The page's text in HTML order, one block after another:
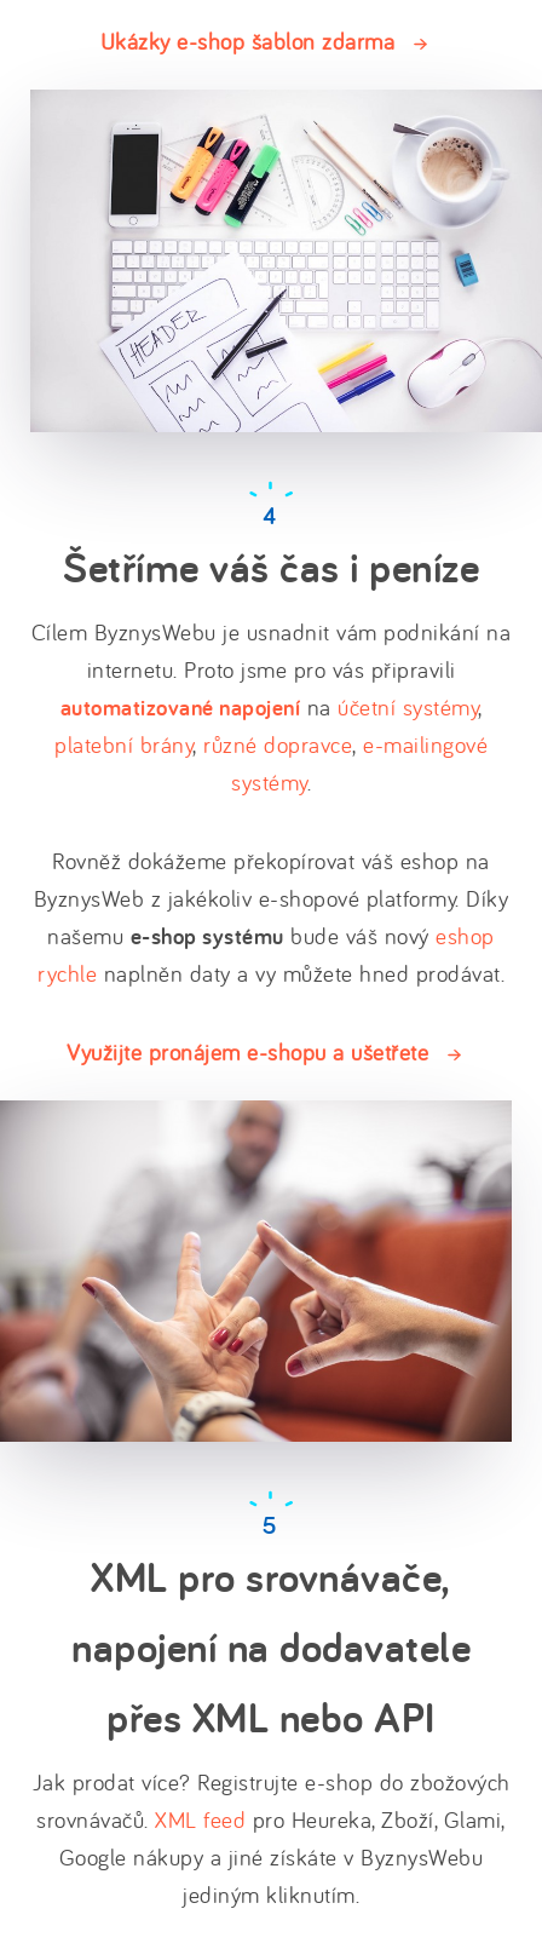
Ukázky e-shop šablon zdarma
Šetříme váš čas i peníze
Cílem ByznysWebu je usnadnit vám podnikání na
internetu. Proto jsme pro vás připravili
automatizované napojení na účetní systémy,
platební brány, různé dopravce, e-mailingové
systémy.
Rovněž dokážeme překopírovat váš eshop na
ByznysWeb z jakékoliv e-shopové platformy. Díky
našemu e-shop systému bude váš novýeshop
rychle naplněn daty a vy můžete hned prodávat.
Využijte pronájem e-shopu a ušetřete
XML pro srovnávače,
napojení na dodavatele
přes XML nebo API
Jak prodat více? Registrujte e-shop do zbožových
srovnávačů.XML feed pro Heureka, Zboží, Glami,
Google nákupy a jiné získáte v ByznysWebu
jediným kliknutím.